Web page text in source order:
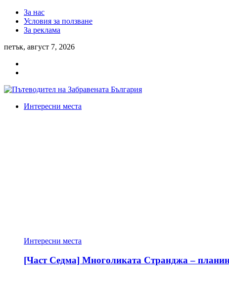
За нас
Условия за ползване
За реклама
петък, август 7, 2026
Интересни места
Интересни места
[Част Седма] Многоликата Странджа –